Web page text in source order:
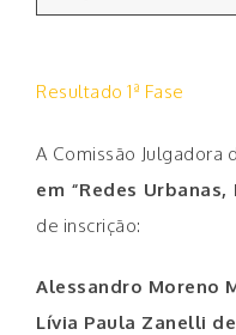
Resultado 1ª Fase
A Comissão
em “Redes
de inscrição:
Alessandro Moreno
Lívia Paula Zanelli